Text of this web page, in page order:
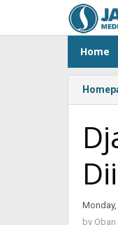
content
Home
by Oban